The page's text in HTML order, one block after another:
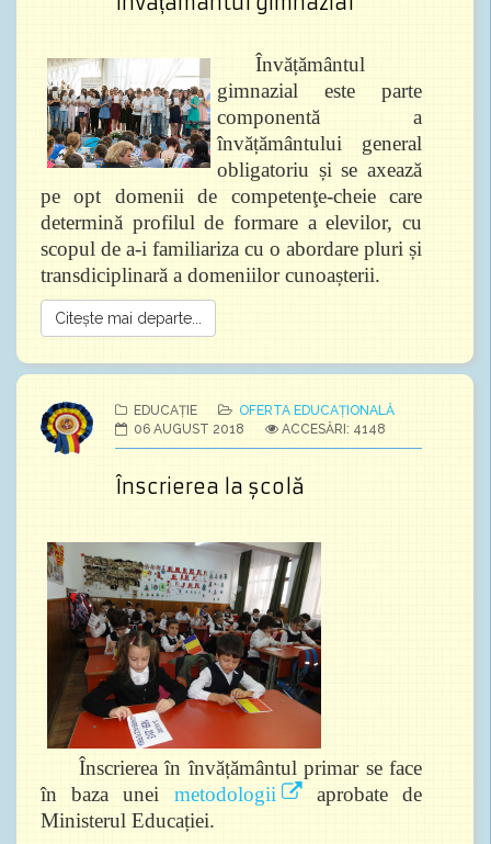
Învățământul
gimnazial este parte
componentă a
învățământului general
obligatoriu și se axează
pe opt domenii de competenţe-cheie care
determină profilul de formare a elevilor, cu
scopul de a-i familiariza cu o abordare pluri și
transdiciplinară a domeniilor cunoașterii.
Citește mai departe...
EDUCAȚIE
OFERTA EDUCAȚIONALĂ
06 AUGUST 2018
ACCESĂRI: 4148
Înscrierea la școlă
Înscrierea în învățământul primar se face
în baza unei metodologii
aprobate de
Ministerul Educației.